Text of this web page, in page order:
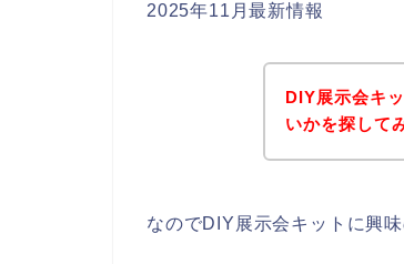
2025年11月最新情報
DIY展示会キ
いかを探して
なのでDIY展示会キットに興